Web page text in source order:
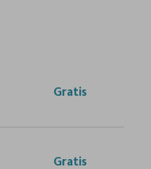
Gratis
Gratis